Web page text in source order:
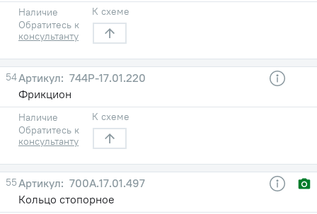
Наличие
Обратитесь к
консультанту
К схеме
54
744Р-17.01.220
Фрикцион
Наличие
Обратитесь к
консультанту
К схеме
55
700А.17.01.497
Кольцо стопорное